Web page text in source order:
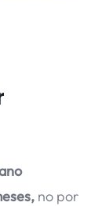
no por